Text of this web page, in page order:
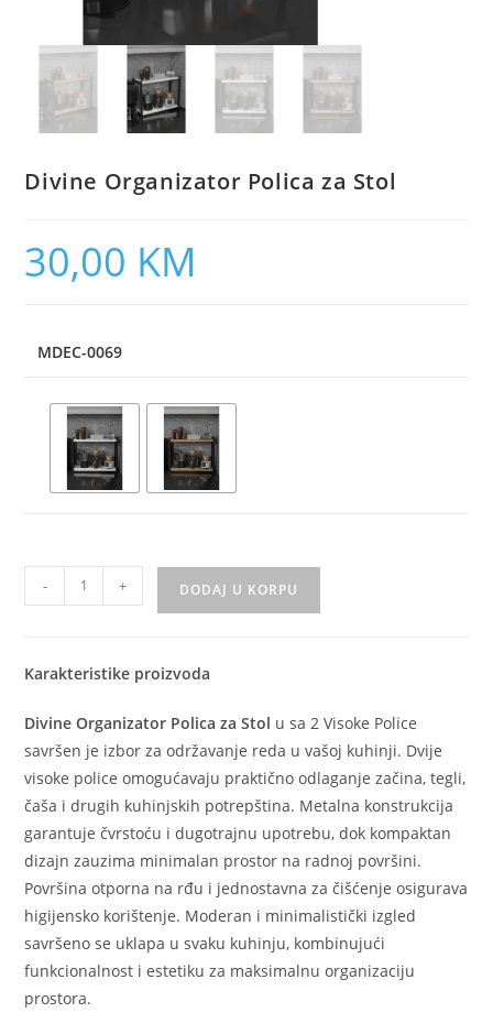
Divine Organizator Polica za Stol
30,00 KM
MDEC-0069
- + DODAJ U KORPU
Karakteristike proizvoda
Divine Organizator Polica za Stol u sa 2 Visoke Police
savršen je izbor za održavanje reda u vašoj kuhinji. Dvije
visoke police omogućavaju praktično odlaganje začina, tegli,
čaša i drugih kuhinjskih potrepština. Metalna konstrukcija
garantuje čvrstoću i dugotrajnu upotrebu, dok kompaktan
dizajn zauzima minimalan prostor na radnoj površini.
Površina otporna na rđu i jednostavna za čišćenje osigurava
higijensko korištenje. Moderan i minimalistički izgled
savršeno se uklapa u svaku kuhinju, kombinujući
funkcionalnost i estetiku za maksimalnu organizaciju
prostora.